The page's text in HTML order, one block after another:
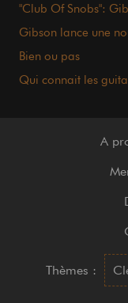
"Club Of Snobs":
Gibson lance une
Bien ou pas
Qui connait les
A
Thèmes :